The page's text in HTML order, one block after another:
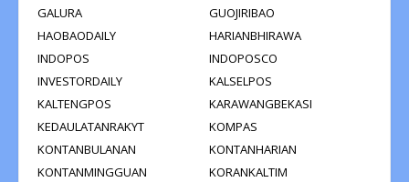
GALURA
GUOJIRIBAO
HAOBAODAILY
HARIANBHIRAWA
INDOPOS
INDOPOSCO
INVESTORDAILY
KALSELPOS
KALTENGPOS
KARAWANGBEKASI
KEDAULATANRAKYT
KOMPAS
KONTANBULANAN
KONTANHARIAN
KONTANMINGGUAN
KORANKALTIM